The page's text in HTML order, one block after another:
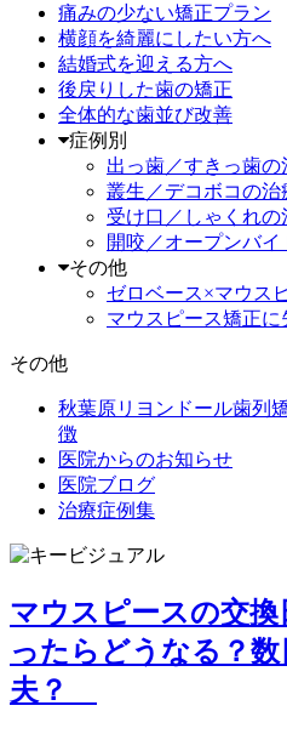
痛みの少ない矯正プラン
横顔を綺麗にしたい方へ
結婚式を迎える方へ
後戻りした歯の矯正
全体的な歯並び改善
症例別
出っ歯／すきっ歯の
叢生／デコボコの治
受け口／しゃくれの
開咬／オープンバイ
その他
ゼロベース×マウス
マウスピース矯正
その他
秋葉原リヨンドール歯列
徴
医院からのお知らせ
医院ブログ
治療症例集
マウスピースの交
ったらどうなる？
夫？